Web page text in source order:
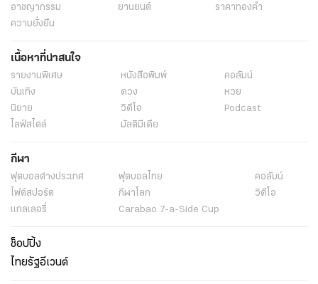
อาชญากรรม
ยานยนต์
ราคาทองคำ
ความยั่งยืน
เนื้อหาที่น่าสนใจ
รายงานพิเศษ หนังสือพิมพ์
คอลัมน์
บันเทิง
ดวง
หวย
นิยาย
วิดีโอ
Podcast
ไลฟ์สไตล์
มัลติมีเดีย
กีฬา
ฟุตบอลต่่างประเทศ ฟุตบอลไทย
คอลัมน์
ไฟต์สปอร์ต
กีฬาโลก
วิดีโอ
แกลเลอรี่
Carabao 7-a-Side Cup
ช็อปปิ้ง
ไทยรัฐอีเวนต์